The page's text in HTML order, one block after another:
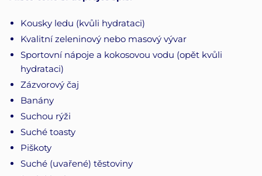
Kousky ledu (kvůli hydrataci)
Kvalitní zeleninový nebo masový vývar
Sportovní nápoje a kokosovou vodu (opět kvůli
hydrataci)
Zázvorový čaj
Banány
Suchou rýži
Suché toasty
Piškoty
Suché (uvařené) těstoviny